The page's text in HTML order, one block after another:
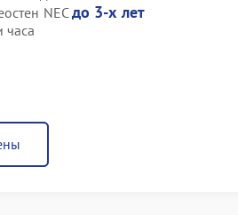
NECдо 3-х лет
часа